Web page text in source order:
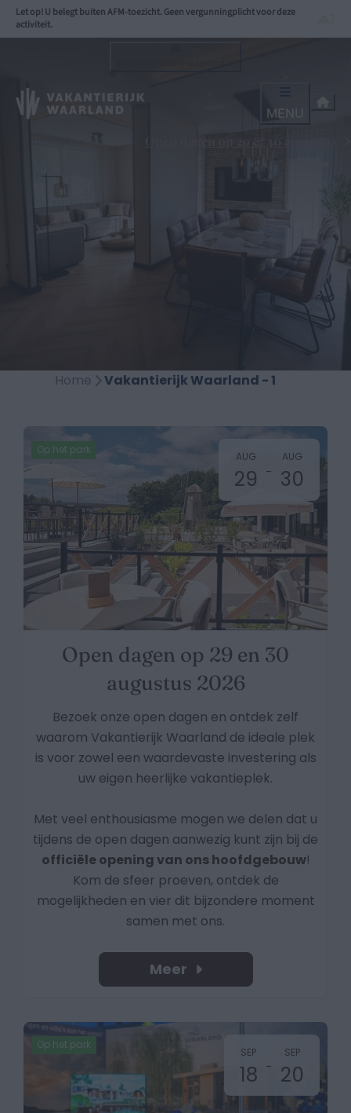
Let op! U belegt buiten AFM-toezicht. Geen vergunningplicht voor deze
activiteit.
MENU
Home Vakantierijk Waarland - 1
Op het park
AUG
29 -
AUG
30
Open dagen op 29 en 30
augustus 2026
Bezoek onze open dagen en ontdek zelf
waarom Vakantierijk Waarland de ideale plek
is voor zowel een waardevaste investering als
uw eigen heerlijke vakantieplek.
Met veel enthousiasme mogen we delen dat u
tijdens de open dagen aanwezig kunt zijn bij de
officiële opening van ons hoofdgebouw!
Kom de sfeer proeven, ontdek de
mogelijkheden en vier dit bijzondere moment
samen met ons.
Meer
Op het park
SEP
18 -
SEP
20